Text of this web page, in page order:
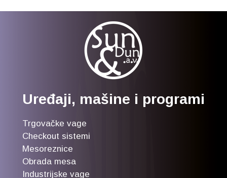
Uređaji, mašine i programi
Trgovačke vage
Checkout sistemi
Mesoreznice
Obrada mesa
Industrijske vage